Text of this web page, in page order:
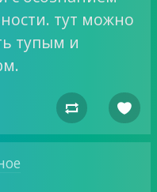
тут можно
тупым и
 